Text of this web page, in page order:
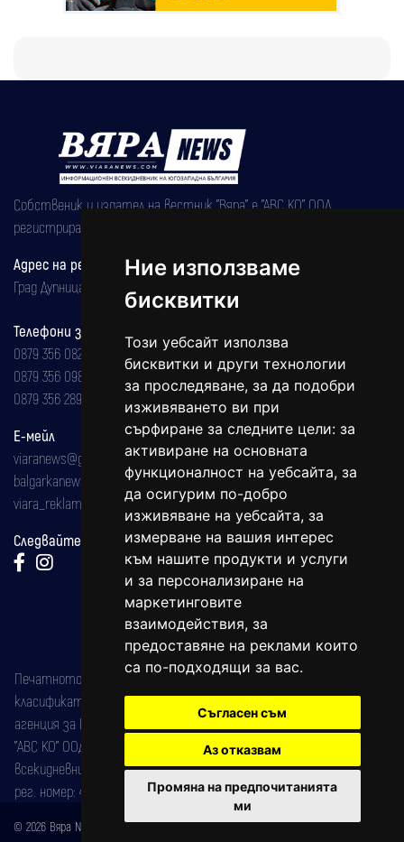
Ние използваме
бисквитки
Този уебсайт използва
бисквитки и други технологии
за проследяване, за да подобри
изживяването ви при
сърфиране за следните цели: за
активиране на основната
функционалност на уебсайта, за
да осигурим по-добро
изживяване на уебсайта, за
измерване на вашия интерес
към нашите продукти и услуги
и за персонализиране на
маркетинговите
взаимодействия, за
предоставяне на реклами които
са по-подходящи за вас.
Съгласен съм
Аз отказвам
Промяна на предпочитанията
ми
Собственик и издател на вестник "Вяра" е "АВС КО" ООД,
регистрирана на 08.05.2002 година.
Адрес на редакцията
Град Дупница, ул.''Христо Ботев" 43
Телефони за реклама и абонаменти
0879 356 082
0879 356 098
0879 356 289
Е-мейл
viaranews@gmail.com
balgarkanews@gmail.com
viara_reklama@mail.bg
Следвайте ни:
Печатното издание на вестника е регистрирано в националния
класификатор на печатните издания (Българска национална
агенция за ISSN) под номер: ISSN 1312-4722.
"АВС КО" ООД е притежател на марката: Вяра информационен
всекидневник на югозападна България, със свидетелство за марка
рег. номер: 47857/11.05.2004 година.
© 2026 Вяра News Всички права запазени!